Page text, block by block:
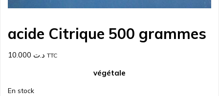
acide Citrique 500 grammes
د.ت TTC
végétale
En stock